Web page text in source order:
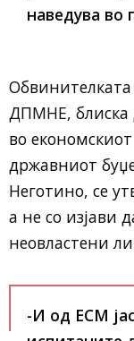
наведува во
ДПМНЕ, блиска
во
државниот
Неготино, се
а не со изјави
неовластени
-И од ЕСМ